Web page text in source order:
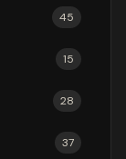
45
15
28
37